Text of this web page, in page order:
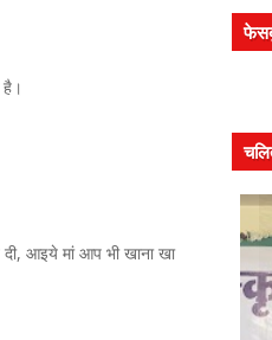
आइये मां आप भी खाना खा